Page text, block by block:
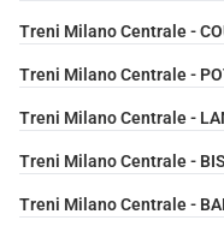
Treni Milano Centrale -
Treni Milano Centrale -
Treni Milano Centrale -
Treni Milano Centrale -
Treni Milano Centrale -